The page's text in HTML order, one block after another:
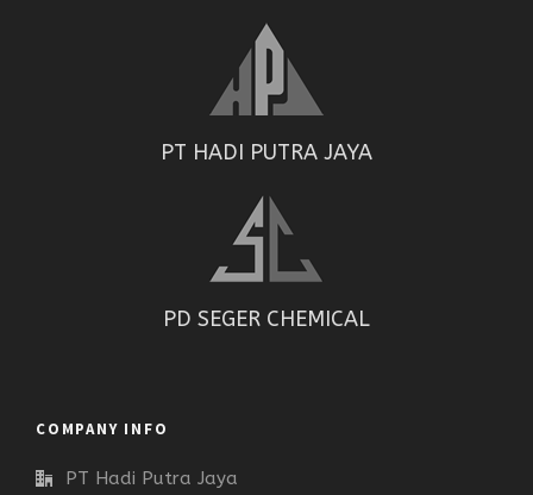
PT HADI PUTRA JAYA
PD SEGER CHEMICAL
COMPANY INFO
PT Hadi Putra Jaya